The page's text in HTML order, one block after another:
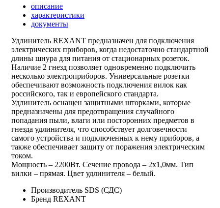
описание
характеристики
документы
Удлинитель REXANT предназначен для подключения
электрических приборов, когда недостаточно стандартной
длины шнура для питания от стационарных розеток.
Наличие 2 гнезд позволяет одновременно подключить
несколько электроприборов. Универсальные розетки
обеспечивают возможность подключения вилок как
российского, так и европейского стандарта.
Удлинитель оснащен защитными шторками, которые
предназначены для предотвращения случайного
попадания пыли, влаги или посторонних предметов в
гнезда удлинителя, что способствует долговечности
самого устройства и подключенных к нему приборов, а
также обеспечивает защиту от поражения электрическим
током.
Мощность – 2200Вт. Сечение провода – 2х1,0мм. Тип
вилки – прямая. Цвет удлинителя – белый.
Производитель SDS (СДС)
Бренд REXANT